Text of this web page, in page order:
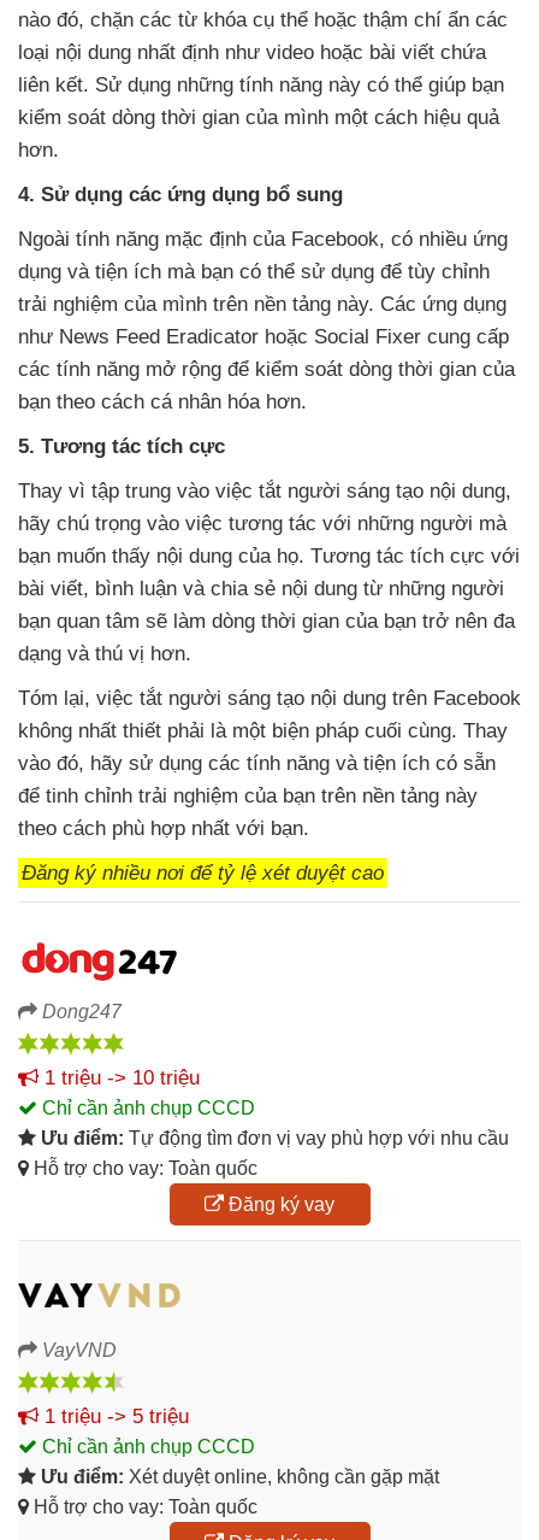
nào đó, chặn các từ khóa cụ thể hoặc thậm chí ẩn các
loại nội dung nhất định như video hoặc bài viết chứa
liên kết. Sử dụng những tính năng này có thể giúp bạn
kiểm soát dòng thời gian của mình một cách hiệu quả
hơn.
4. Sử dụng các ứng dụng bổ sung
Ngoài tính năng mặc định của Facebook, có nhiều ứng
dụng và tiện ích mà bạn có thể sử dụng để tùy chỉnh
trải nghiệm của mình trên nền tảng này. Các ứng dụng
như News Feed Eradicator hoặc Social Fixer cung cấp
các tính năng mở rộng để kiểm soát dòng thời gian của
bạn theo cách cá nhân hóa hơn.
5. Tương tác tích cực
Thay vì tập trung vào việc tắt người sáng tạo nội dung,
hãy chú trọng vào việc tương tác với những người mà
bạn muốn thấy nội dung của họ. Tương tác tích cực với
bài viết, bình luận và chia sẻ nội dung từ những người
bạn quan tâm sẽ làm dòng thời gian của bạn trở nên đa
dạng và thú vị hơn.
Tóm lại, việc tắt người sáng tạo nội dung trên Facebook
không nhất thiết phải là một biện pháp cuối cùng. Thay
vào đó, hãy sử dụng các tính năng và tiện ích có sẵn
để tinh chỉnh trải nghiệm của bạn trên nền tảng này
theo cách phù hợp nhất với bạn.
Đăng ký nhiều nơi để tỷ lệ xét duyệt cao
Dong247
1 triệu -> 10 triệu
Chỉ cần ảnh chụp CCCD
Ưu điểm: Tự động tìm đơn vị vay phù hợp với nhu cầu
Hỗ trợ cho vay: Toàn quốc
Đăng ký vay
VayVND
1 triệu -> 5 triệu
Chỉ cần ảnh chụp CCCD
Ưu điểm: Xét duyệt online, không cần gặp mặt
Hỗ trợ cho vay: Toàn quốc